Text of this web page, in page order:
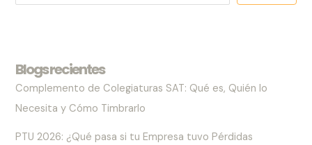
Blogs recientes
Complemento de Colegiaturas SAT: Qué es, Quién lo
Necesita y Cómo Timbrarlo
PTU 2026: ¿Qué pasa si tu Empresa tuvo Pérdidas